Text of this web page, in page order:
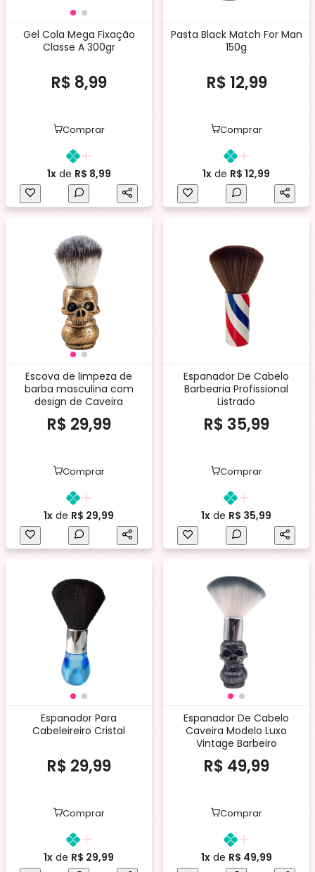
Gel Cola Mega Fixação
Classe A 300gr
R$ 8,99
Comprar
1xde R$ 8,99
Pasta Black Match For Man
150g
R$ 12,99
Comprar
1x de R$ 12,99
Escova de limpeza de
barba masculina com
design de Caveira
R$ 29,99
Comprar
1x de R$ 29,99
Espanador De Cabelo
Barbearia Profissional
Listrado
R$ 35,99
Comprar
1x de R$ 35,99
Espanador Para
Cabeleireiro Cristal
R$ 29,99
Comprar
1x de R$ 29,99
Espanador De Cabelo
Caveira Modelo Luxo
Vintage Barbeiro
R$ 49,99
Comprar
1xde R$ 49,99